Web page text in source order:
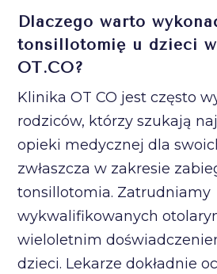
Dlaczego warto
tonsillotomię u dzieci
OT.CO?
Klinika OT CO jest często
rodziców, którzy szukają
opieki medycznej dla
zwłaszcza w zakresie
tonsillotomia. Zatrudniamy
wykwalifikowanych
wieloletnim
dzieci. Lekarze dokładnie